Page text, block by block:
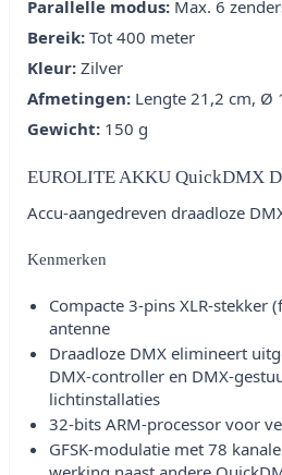
Parallelle modus: Max. 6
Bereik: Tot 400 meter
Kleur: Zilver
Afmetingen: Lengte 21,2 cm, Ø
Gewicht: 150 g
EUROLITE AKKU QuickDMX
Accu-aangedreven draadloze
Kenmerken
Compacte 3-pins XLR-stekker
antenne
Draadloze DMX elimineert
DMX-controller en DMX-
lichtinstallaties
32-bits ARM-processor voor
GFSK-modulatie met 78